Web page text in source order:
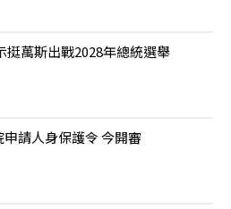
挺萬斯出戰2028年總統選舉
請人身保護令 今開審